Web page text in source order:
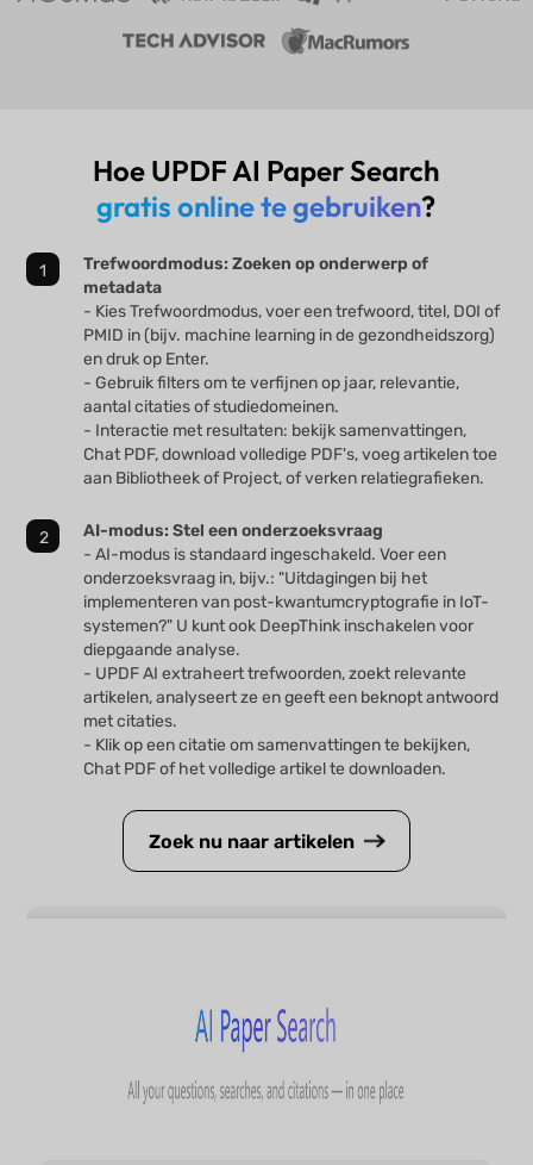
Hoe UPDF AI Paper Search
gratis online te gebruiken?
Trefwoordmodus: Zoeken op onderwerp of
metadata
- Kies Trefwoordmodus, voer een trefwoord, titel, DOI of
PMID in (bijv. machine learning in de gezondheidszorg)
en druk op Enter.
- Gebruik filters om te verfijnen op jaar, relevantie,
aantal citaties of studiedomeinen.
- Interactie met resultaten: bekijk samenvattingen,
Chat PDF, download volledige PDF's, voeg artikelen toe
aan Bibliotheek of Project, of verken relatiegrafieken.
AI-modus: Stel een onderzoeksvraag
- AI-modus is standaard ingeschakeld. Voer een
onderzoeksvraag in, bijv.: "Uitdagingen bij het
implementeren van post-kwantumcryptografie in IoT-
systemen?" U kunt ook DeepThink inschakelen voor
diepgaande analyse.
- UPDF AI extraheert trefwoorden, zoekt relevante
artikelen, analyseert ze en geeft een beknopt antwoord
met citaties.
- Klik op een citatie om samenvattingen te bekijken,
Chat PDF of het volledige artikel te downloaden.
Zoek nu naar artikelen